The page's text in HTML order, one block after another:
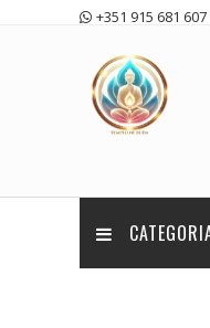
+351 915 681 607